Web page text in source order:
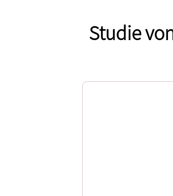
Studie